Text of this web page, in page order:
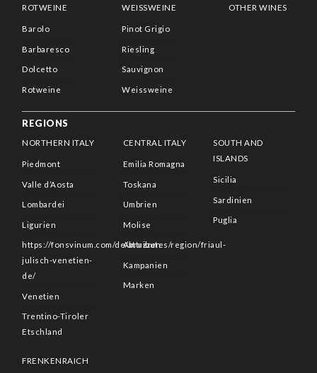
ROTWEINE
Barolo
Barbaresco
Dolcetto
Rotweine
WEISSWEINE
Pinot Grigio
Riesling
Sauvignon
Weissweine
OTHER WINES
REGIONS
NORTHERN ITALY
Piedmont
Valle d’Aosta
Lombardei
Ligurien
https://fonsvinum.com/de/attributes/region/friaul-
julisch-venetien-
de/
Venetien
Trentino-Tiroler
Etschland
CENTRAL ITALY
Emilia Romagna
Toskana
Umbrien
Molise
Abruzzen
Kampanien
Marken
SOUTH AND
ISLANDS
Sicilia
Sardinien
Puglia
FRENKENRAICH